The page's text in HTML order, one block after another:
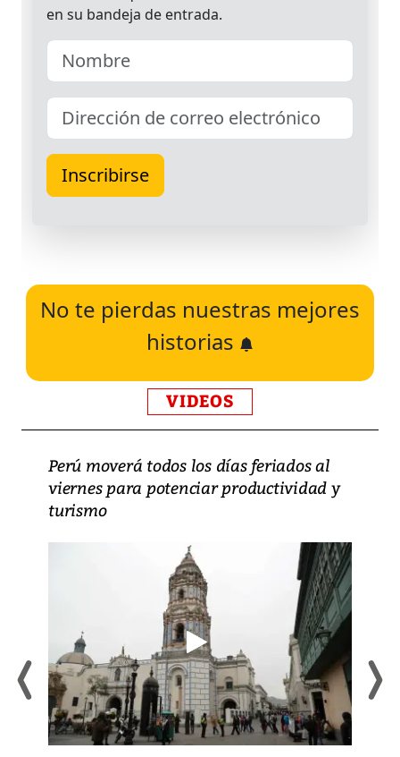
No te pierdas nuestras mejores
historias
VIDEOS
Perú moverá todos los días feriados al
viernes para potenciar productividad y
turismo